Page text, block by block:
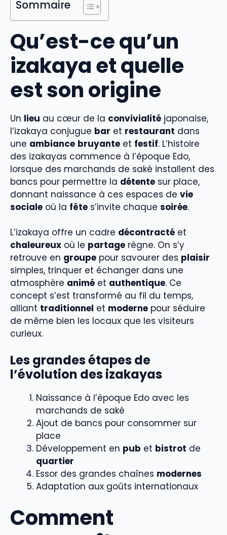
Sommaire
Qu’est-ce qu’un
izakaya et quelle
est son origine
Un lieu au cœur de la convivialité japonaise,
l’izakaya conjugue bar et restaurant dans
une ambiance bruyante et festif. L’histoire
des izakayas commence à l’époque Edo,
lorsque des marchands de saké installent des
bancs pour permettre la détente sur place,
donnant naissance à ces espaces de vie
sociale où la fête s’invite chaque soirée.
L’izakaya offre un cadre décontracté et
chaleureux où le partage règne. On s’y
retrouve en groupe pour savourer des plaisir
simples, trinquer et échanger dans une
atmosphère animé et authentique. Ce
concept s’est transformé au fil du temps,
alliant traditionnel et moderne pour séduire
de même bien les locaux que les visiteurs
curieux.
Les grandes étapes de
l’évolution des izakayas
Naissance à l’époque Edo avec les
marchands de saké
Ajout de bancs pour consommer sur
place
Développement en pub et bistrot de
quartier
Essor des grandes chaînes modernes
Adaptation aux goûts internationaux
Comment